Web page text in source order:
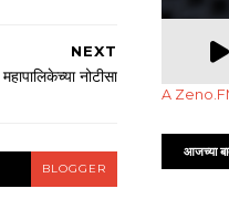
NEXT
नोटीसा
BLOGGER
A
आजच्या